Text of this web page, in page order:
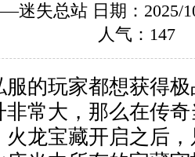
失总站 日期：2025/
人气： 147
玩家都想获得极
非常大，那么在传
火龙宝藏开启之后